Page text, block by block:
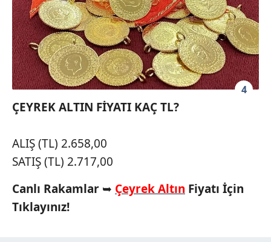
4
ÇEYREK ALTIN FİYATI KAÇ TL?
ALIŞ (TL) 2.658,00
SATIŞ (TL) 2.717,00
Canlı Rakamlar ➥ Çeyrek Altın Fiyatı İçin
Tıklayınız!